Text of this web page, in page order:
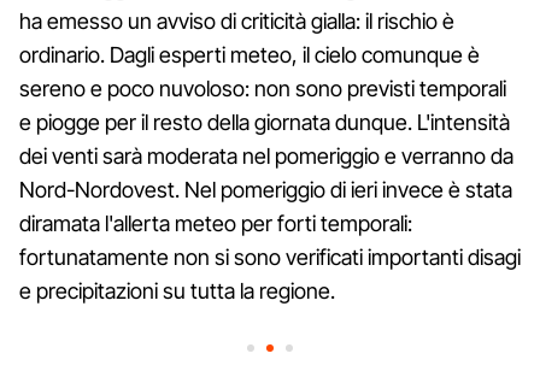
ha emesso un avviso di criticità gialla: il rischio è
ordinario. Dagli esperti meteo, il cielo comunque è
sereno e poco nuvoloso: non sono previsti temporali
e piogge per il resto della giornata dunque. L'intensità
dei venti sarà moderata nel pomeriggio e verranno da
Nord-Nordovest. Nel pomeriggio di ieri invece è stata
diramata l'allerta meteo per forti temporali:
fortunatamente non si sono verificati importanti disagi
e precipitazioni su tutta la regione.